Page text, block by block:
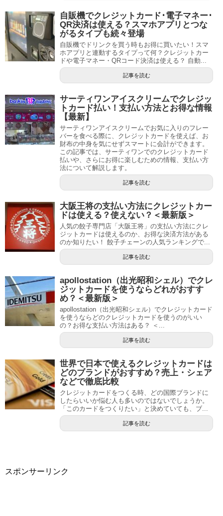
自販機でクレジットカード･電子マネー･
QR決済は使える？スマホアプリとつな
がるタイプも続々登場
自販機でドリンクを買う時もお得に買いたい！スマ
ホアプリと連動するタイプって何？クレジットカー
ドや電子マネー・QRコード決済は使える？ 自動...
記事を読む
サーティワンアイスクリームでクレジッ
トカード払い！支払い方法とお得な情報
【最新】
サーティワンアイスクリームでお気に入りのフレー
バーを食べる際に、クレジットカードを使えば、お
財布の中身を気にせずスマートに会計ができます。
この記事では、サーティワンでのクレジットカード
払いや、さらにお得に楽しむための情報、支払い方
法について解説します。
記事を読む
大阪王将の支払い方法にクレジットカー
ドは使える？使えない？＜最新版＞
人気の餃子専門店「大阪王将」の支払い方法にクレ
ジットカードは使えるのか、お得な決済方法がある
のか知りたい！ 餃子チェーンの人気ランキングで...
記事を読む
apollostation（出光昭和シェル）でクレ
ジットカードを使うならどれがおすす
め？＜最新版＞
apollostation（出光昭和シェル）でクレジットカード
を使うならどのクレジットカードを使うのがいい
の？お得な支払い方法はある？ ＜...
記事を読む
世界で日本で使えるクレジットカードは
どのブランドがおすすめ？売上・シェア
などで徹底比較
クレジットカードをつくる時、どの国際ブランドに
したらいいか悩む人も多いのではないでしょうか。
「このカードをつくりたい」と決めていても、ブ...
記事を読む
スポンサーリンク